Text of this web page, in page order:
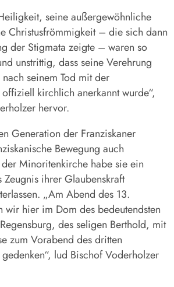
seine außergewöhnliche
Christusfrömmigkeit – die sich dann
der Stigmata zeigte – waren so
unstrittig, dass seine Verehrung
seinem Tod mit der
kirchlich anerkannt wurde“,
hervor.
Generation der Franziskaner
Bewegung auch
Minoritenkirche habe sie ein
Zeugnis ihrer Glaubenskraft
„Am Abend des 13.
wir hier im Dom des bedeutendsten
des seligen Berthold, mit
zum Vorabend des dritten
lud Bischof Voderholzer